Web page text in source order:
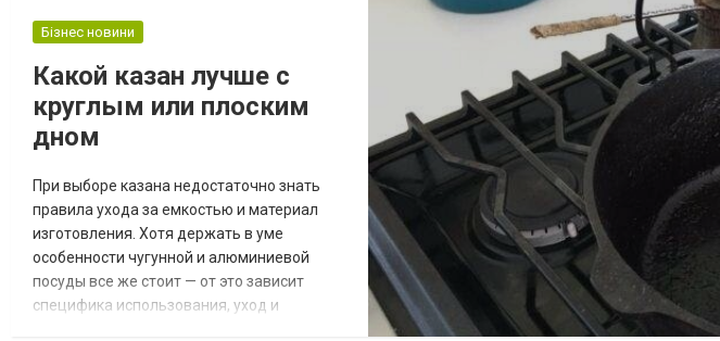
болевые ощущения. Это связано с тем, что
нет опоры в определенных участках
позвоночника. Нарушается кров...
Бізнес новини
Какой казан лучше с
круглым или плоским
дном
При выборе казана недостаточно знать
правила ухода за емкостью и материал
изготовления. Хотя держать в уме
особенности чугунной и алюминиевой
посуды все же стоит — от это зависит
специфика использования, уход и